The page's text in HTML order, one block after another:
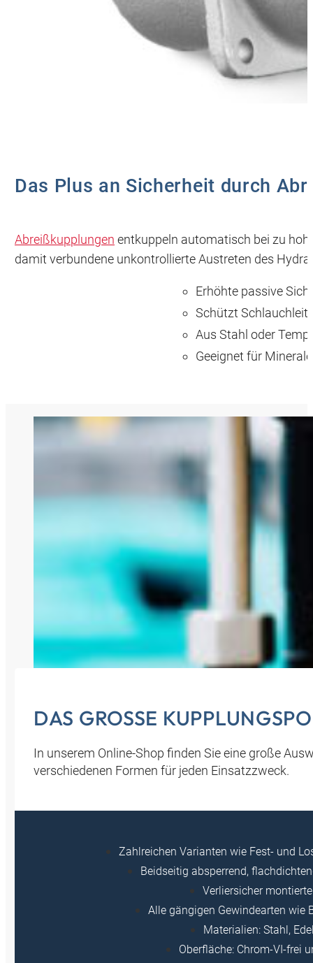
Das Plus an Sicherheit durch
Abreißkupplungen entkuppeln automatisch bei zu
damit verbundene unkontrollierte Austreten des
Erhöhte passive
Schützt
Aus Stahl oder
Geeignet für
DAS GROSSE
In unserem Online-Shop finden Sie eine große
verschiedenen Formen für jeden Einsatzzweck.
Zahlreichen Varianten wie Fest- und
Beidseitig absperrend,
Verliersicher
Alle gängigen Gewindearten wie
Materialien: Stahl,
Oberfläche: Chrom-VI-frei